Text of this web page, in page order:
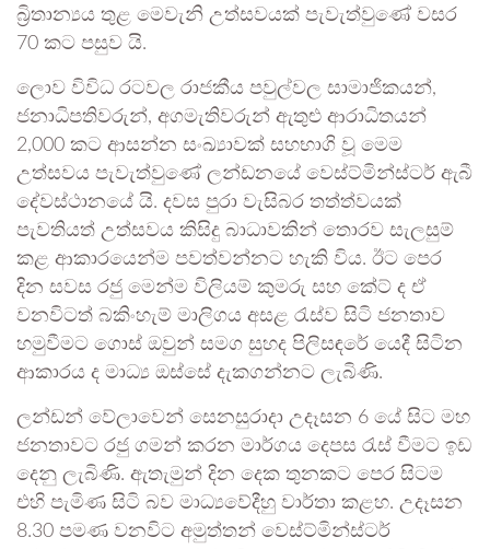
බ්‍රිතාන්‍යය තුළ මෙවැනි උත්සවයක් පැවැත්වුණේ වසර
70 කට පසුව යි.
ලොව විවිධ රටවල රාජකීය පවුල්වල සාමාජිකයන්,
ජනාධිපතිවරුන්, අගමැතිවරුන් ඇතුළු ආරාධිතයන්
2,000 කට ආසන්න සංඛ්‍යාවක් සහභාගි වූ මෙම
උත්සවය පැවැත්වුණේ ලන්ඩනයේ වෙස්ට්මින්ස්ටර් ඇබී
දේවස්ථානයේ යි. දවස පුරා වැසිබර තත්ත්වයක්
පැවතියත් උත්සවය කිසිදු බාධාවකින් තොරව සැලසුම්
කළ ආකාරයෙන්ම පවත්වන්නට හැකි විය. ඊට පෙර
දින සවස රජු මෙන්ම විලියම් කුමරු සහ කේට් ද ඒ
වනවිටත් බකිංහැම් මාලිගය අසළ රැස්ව සිටි ජනතාව
හමුවීමට ගොස් ඔවුන් සමග සුහද පිලිසඳරේ යෙදී සිටින
ආකාරය ද මාධ්‍ය ඔස්සේ දැකගන්නට ලැබිණි.
ලන්ඩන් වේලාවෙන් සෙනසුරාදා උදෑසන 6 යේ සිට මහ
ජනතාවට රජු ගමන් කරන මාර්ගය දෙපස රැස් වීමට ඉඩ
දෙනු ලැබිණි. ඇතැමුන් දින දෙක තුනකට පෙර සිටම
එහි පැමිණ සිටි බව මාධ්‍යවේදීහු වාර්තා කළහ. උදෑසන
8.30 පමණ වනවිට අමුත්තන් වෙස්ට්මින්ස්ටර්